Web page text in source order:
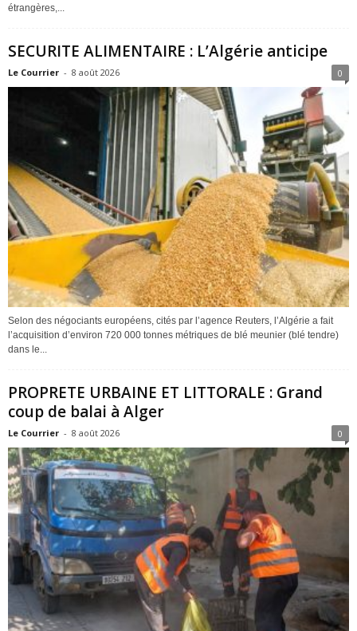
étrangères,...
SECURITE ALIMENTAIRE : L’Algérie anticipe
Le Courrier - 8 août 2026 0
Selon des négociants européens, cités par l’agence Reuters, l’Algérie a fait
l’acquisition d’environ 720 000 tonnes métriques de blé meunier (blé tendre)
dans le...
PROPRETE URBAINE ET LITTORALE : Grand
coup de balai à Alger
Le Courrier - 8 août 2026 0